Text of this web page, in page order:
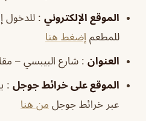
الموقع الإلكتروني : للدخول
للمطعم إضغط هنا
العنوان : شارع البيبسي –
الموقع على خرائط جوجل :
عبر خرائط جوجل من هنا